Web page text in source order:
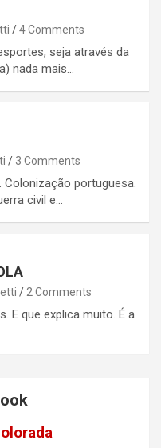
4 Comments
seja através da
nada mais…
3 Comments
Colonização portuguesa.
civil e…
2 Comments
E que explica muito. É a